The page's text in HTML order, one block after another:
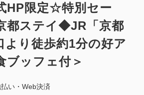
HP限定☆特別セー
都ステイ◆JR「京都
より徒歩約1分の好ア
ブッフェ付＞
い・Web決済